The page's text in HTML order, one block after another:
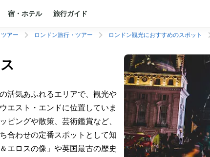
宿・ホテル 旅行ガイド
アー ロンドン旅行・ツアー ロンドン観光におすすめのスポット
活気あふれるエリアで、観光や
エスト・エンドに位置していま
ピングや散策、芸術鑑賞など、
合わせの定番スポットとして知
エロスの像」や英国最古の歴史